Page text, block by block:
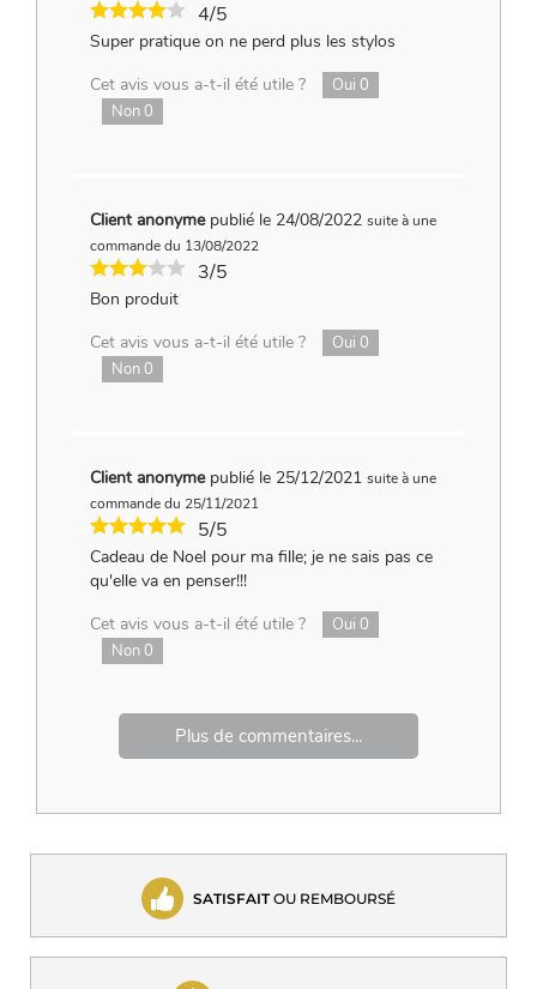
4/5
Super pratique on ne perd plus les stylos
Cet avis vous a-t-il été utile ?
Oui 0
Non0
Client anonyme publié le 24/08/2022 suite à une
commande du 13/08/2022
3/5
Bon produit
Cet avis vous a-t-il été utile ?
Oui 0
Non0
Client anonyme publié le 25/12/2021 suite à une
commande du 25/11/2021
5/5
Cadeau de Noel pour ma fille; je ne sais pas ce
qu'elle va en penser!!!
Cet avis vous a-t-il été utile ?
Oui 0
Non0
Plus de commentaires...
SATISFAITOU REMBOURSÉ